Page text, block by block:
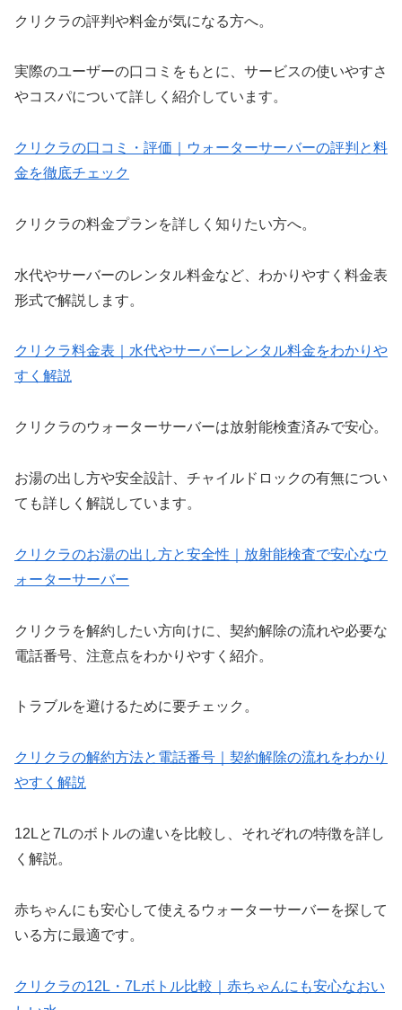
クリクラの評判や料金が気になる方へ。
実際のユーザーの口コミをもとに、サービスの使いやすさ
やコスパについて詳しく紹介しています。
クリクラの口コミ・評価｜ウォーターサーバーの評判と料
金を徹底チェック
クリクラの料金プランを詳しく知りたい方へ。
水代やサーバーのレンタル料金など、わかりやすく料金表
形式で解説します。
クリクラ料金表｜水代やサーバーレンタル料金をわかりや
すく解説
クリクラのウォーターサーバーは放射能検査済みで安心。
お湯の出し方や安全設計、チャイルドロックの有無につい
ても詳しく解説しています。
クリクラのお湯の出し方と安全性｜放射能検査で安心なウ
ォーターサーバー
クリクラを解約したい方向けに、契約解除の流れや必要な
電話番号、注意点をわかりやすく紹介。
トラブルを避けるために要チェック。
クリクラの解約方法と電話番号｜契約解除の流れをわかり
やすく解説
12Lと7Lのボトルの違いを比較し、それぞれの特徴を詳し
く解説。
赤ちゃんにも安心して使えるウォーターサーバーを探して
いる方に最適です。
クリクラの12L・7Lボトル比較｜赤ちゃんにも安心なおい